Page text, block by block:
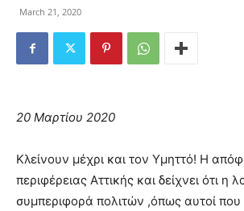
March 21, 2020
20 Μαρτίου 2020
Κλείνουν μέχρι και τον Υμηττό! Η
περιφέρειας Αττικής και δείχνει ότι η
συμπεριφορά πολιτών ,όπως αυτοί